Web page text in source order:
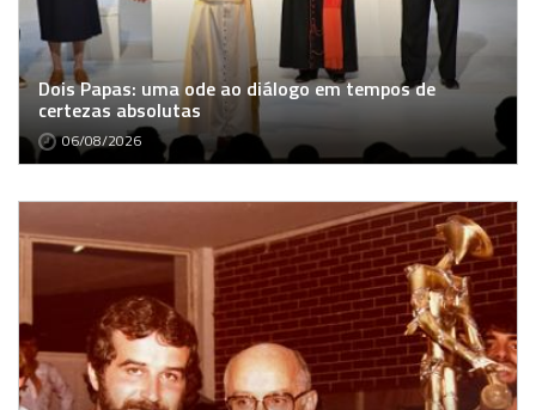
Dois Papas: uma ode ao diálogo em tempos de
certezas absolutas
06/08/2026